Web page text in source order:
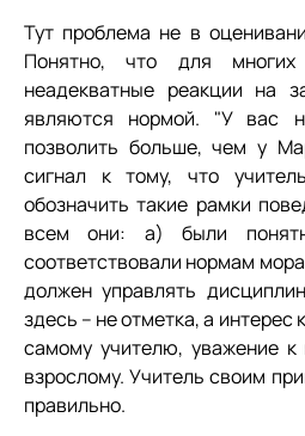
Тут проблема не в
Понятно, что для
неадекватные реакции на
являются нормой. "У вас
позволить больше, чем у
сигнал к тому, что
обозначить такие рамки
всем они: а) были
соответствовали нормам
должен управлять
здесь – не отметка, а интерес
самому учителю, уважение
взрослому. Учитель своим
правильно.